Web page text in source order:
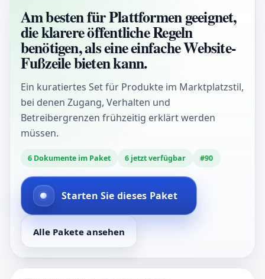
Am besten für Plattformen geeignet,
die klarere öffentliche Regeln
benötigen, als eine einfache Website-
Fußzeile bieten kann.
Ein kuratiertes Set für Produkte im Marktplatzstil,
bei denen Zugang, Verhalten und
Betreibergrenzen frühzeitig erklärt werden
müssen.
6 Dokumente im Paket 6 jetzt verfügbar #90
Starten Sie dieses Paket
Alle Pakete ansehen